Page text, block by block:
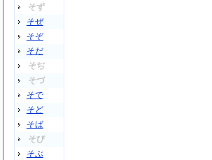
そず
そぜ
そぞ
そだ
そぢ
そづ
そで
そど
そば
そび
そぶ